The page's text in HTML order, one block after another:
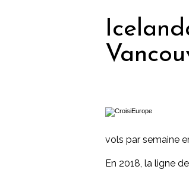
vols par semaine
En 2018, la ligne